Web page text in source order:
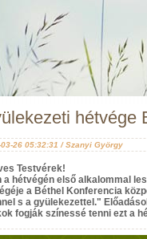
hétvége
26 05:32:31 / Szanyi György
Testvérek!
a hétvégén első alkalommal
a Béthel Konferencia
s a gyülekezettel."
fogják színessé tenni ezt a